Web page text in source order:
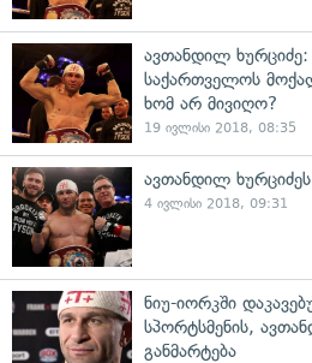
ავთანდილ
საქართველოს
ხომ არ მივიღო?
19 ივლისი 2018, 08:35
ავთანდილ
4 ივლისი 2018, 09:31
ნიუ-იორკში
სპორტსმენის,
განმარტება